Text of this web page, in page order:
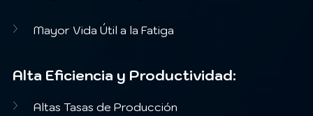
Mayor Vida Útil a la Fatiga
Alta Eficiencia y Productividad:
Altas Tasas de Producción